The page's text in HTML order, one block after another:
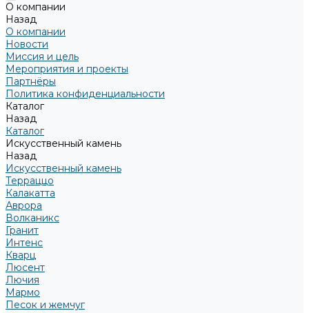
О компании
Назад
О компании
Новости
Миссия и цель
Мероприятия и проекты
Партнёры
Политика конфиденциальности
Каталог
Назад
Каталог
Искусственный камень
Назад
Искусственный камень
Терраццо
Калакатта
Аврора
Волканикс
Гранит
Интенс
Кварц
Люсент
Лючия
Мармо
Песок и жемчуг